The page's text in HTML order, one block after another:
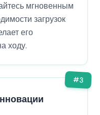
мгновенным
загрузок
его
ходу.
#3